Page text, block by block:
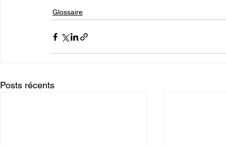
Glossaire
Posts récents